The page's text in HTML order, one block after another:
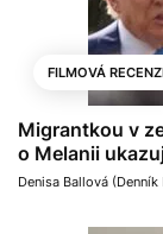
FILMOVÁ
Migrantkou v
o Melanii
Denisa Ballová (Denník